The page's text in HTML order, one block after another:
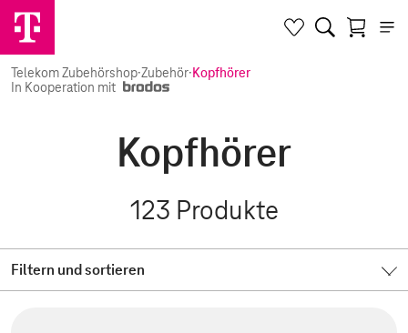
Telekom Zubehörshop·Zubehör·Kopfhörer
In Kooperation mit
Kopfhörer
123 Produkte
Filtern und sortieren